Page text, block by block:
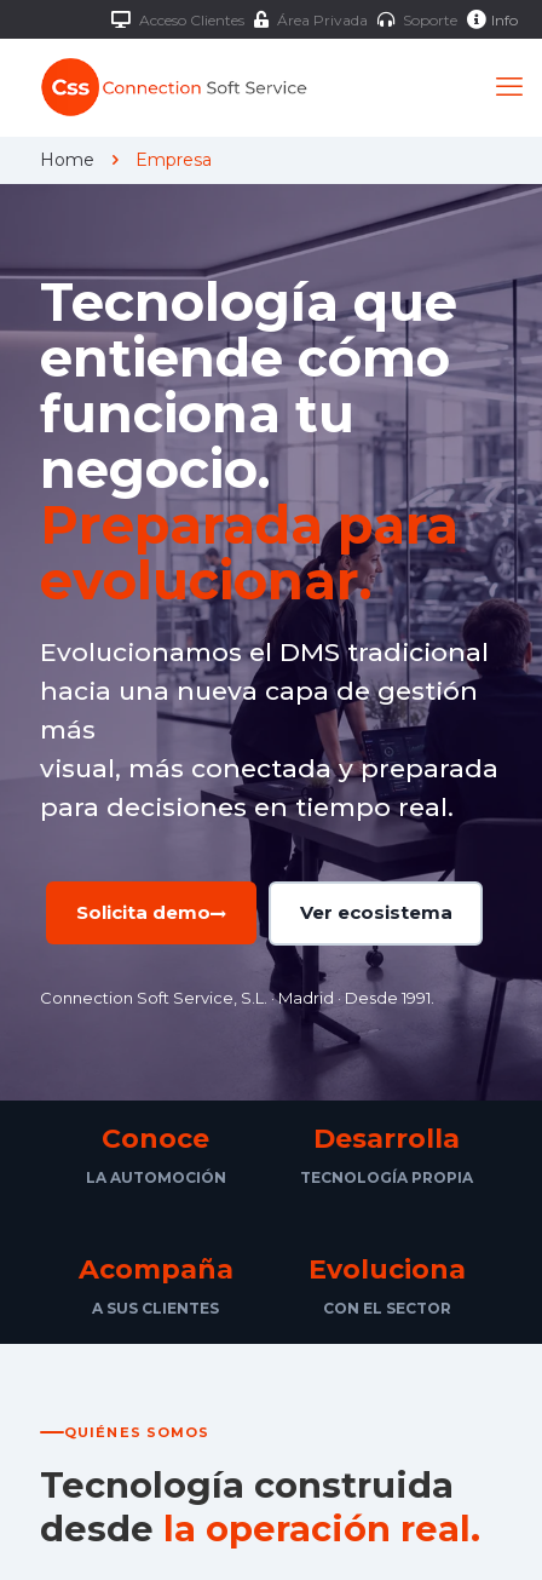
Acceso Clientes Área Privada Soporte Info
Home Empresa
Tecnología que
entiende cómo
funciona tu
negocio.
Preparada para
evolucionar.
Evolucionamos el DMS tradicional
hacia una nueva capa de gestión
más
visual, más conectada y preparada
para decisiones en tiempo real.
Solicita demo Ver ecosistema
Connection Soft Service, S.L. · Madrid · Desde 1991.
Conoce
LA AUTOMOCIÓN
Desarrolla
TECNOLOGÍA PROPIA
Acompaña
A SUS CLIENTES
Evoluciona
CON EL SECTOR
QUIÉNES SOMOS
Tecnología construida
desde la operación real.